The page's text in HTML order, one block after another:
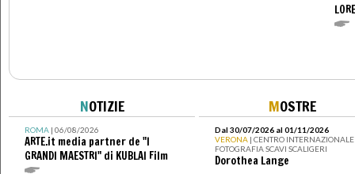
NOTIZIE
ROMA | 06/08/2026
ARTE.it media partner de "I
GRANDI MAESTRI" di KUBLAI Film
MOSTRE
Dal 30/07/2026 al 01/11/2026
VERONA | CENTRO
FOTOGRAFIA SCAVI SCALIGERI
Dorothea Lange